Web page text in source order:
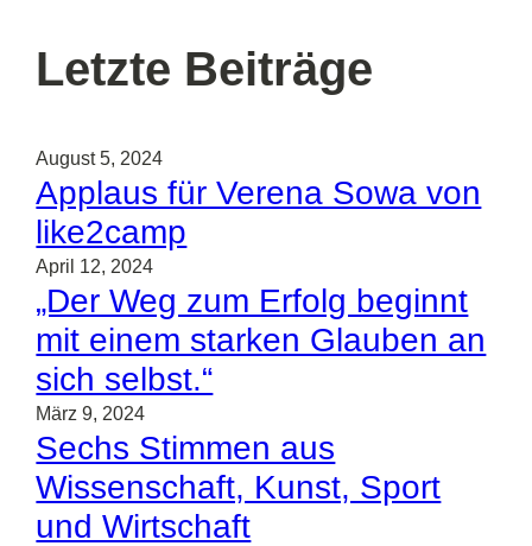
Letzte Beiträge
August 5, 2024
Applaus für Verena Sowa von
like2camp
April 12, 2024
„Der Weg zum Erfolg beginnt
mit einem starken Glauben an
sich selbst.“
März 9, 2024
Sechs Stimmen aus
Wissenschaft, Kunst, Sport
und Wirtschaft